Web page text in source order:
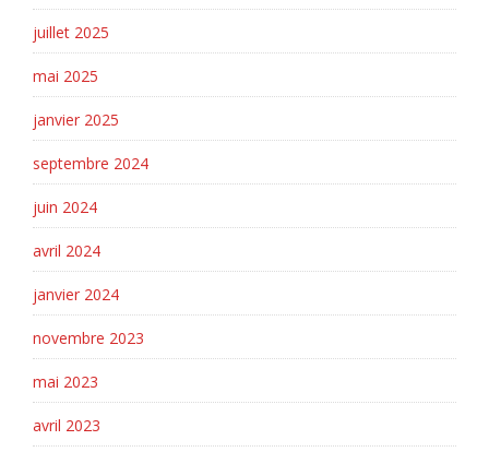
juillet 2025
mai 2025
janvier 2025
septembre 2024
juin 2024
avril 2024
janvier 2024
novembre 2023
mai 2023
avril 2023